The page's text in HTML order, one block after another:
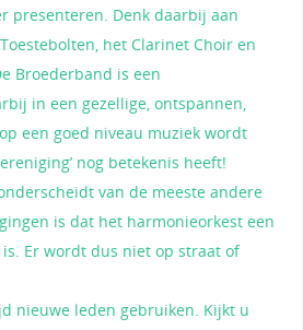
presenteren. Denk daarbij aan
het Clarinet Choir en
Broederband is een
in een gezellige, ontspannen,
een goed niveau muziek wordt
nog betekenis heeft!
van de meeste andere
is dat het harmonieorkest een
Er wordt dus niet op straat of
nieuwe leden gebruiken. Kijkt u